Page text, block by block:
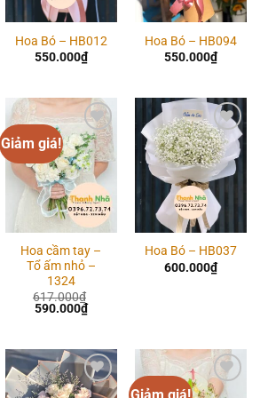
Hoa Bó – HB012
550.000₫
Hoa Bó – HB094
550.000₫
Giảm giá!
Add to
wishlist
Hoa cầm tay –
Tổ ấm nhỏ –
1324
617.000₫
Giá
590.000₫Giá
hiện
590.000₫.
Add to
wishlist
Hoa Bó – HB037
600.000₫
Add to
Add to